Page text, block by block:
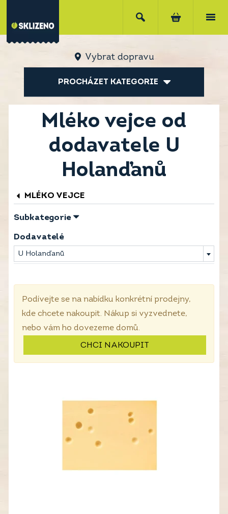
Vybrat dopravu
PROCHÁZET KATEGORIE
Mléko vejce od
dodavatele U
Holanďanů
MLÉKO VEJCE
Subkategorie
Dodavatelé
U Holanďanů
Podívejte se na nabídku konkrétní prodejny,
kde chcete nakoupit. Nákup si vyzvednete,
nebo vám ho dovezeme domů.
CHCI NAKOUPIT